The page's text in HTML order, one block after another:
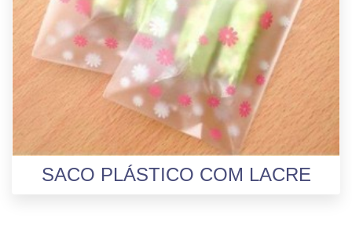
SACO PLÁSTICO COM LACRE